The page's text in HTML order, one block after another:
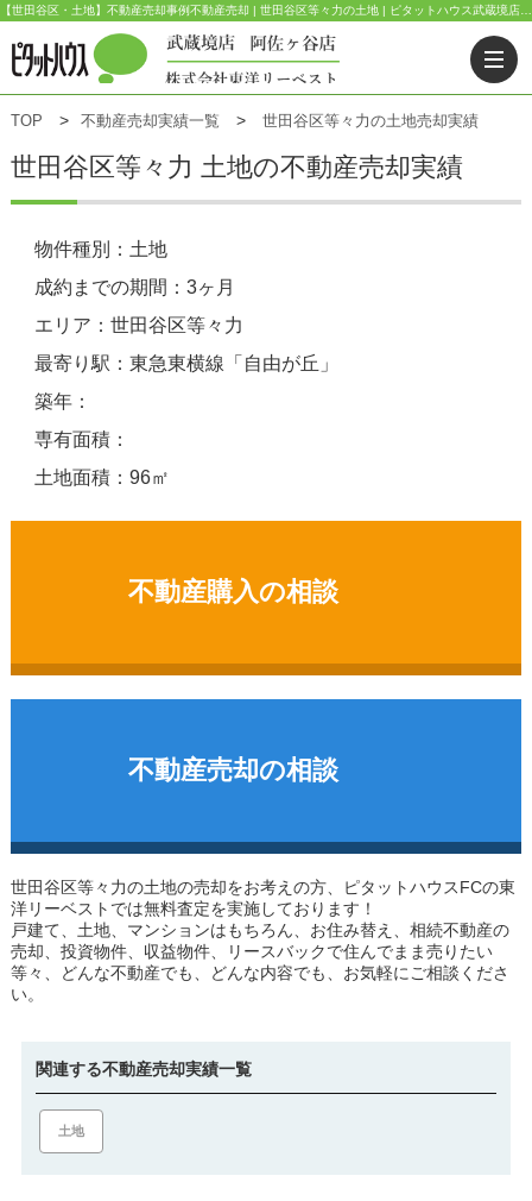
TOP 不動産売却実績一覧 世田谷区等々力の土地売却実績
世田谷区等々力 土地の不動産売却実績
物件種別：土地
成約までの期間：3ヶ月
エリア：世田谷区等々力
最寄り駅：東急東横線「自由が丘」
築年：
専有面積：
土地面積：96㎡
不動産購入の相談
不動産売却の相談
世田谷区等々力の土地の売却をお考えの方、ピタットハウスFCの東
洋リーベストでは無料査定を実施しております！
戸建て、土地、マンションはもちろん、お住み替え、相続不動産の
売却、投資物件、収益物件、リースバックで住んでまま売りたい
等々、どんな不動産でも、どんな内容でも、お気軽にご相談くださ
い。
関連する不動産売却実績一覧
土地